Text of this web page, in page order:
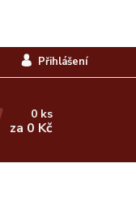
Přihlášení
0 ks
za 0 Kč